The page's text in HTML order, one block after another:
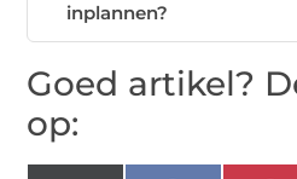
inplannen?
Goed artikel?
op: